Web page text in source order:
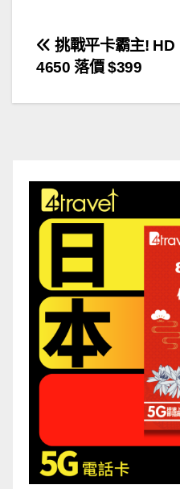
文挑戰平卡霸主! HD
4650 落價 $399